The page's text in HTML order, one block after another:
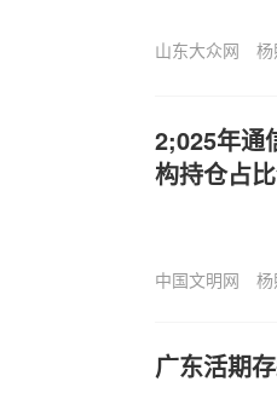
山东大众网 杨
2;025年通
构持仓占
中国文明网 杨
广东活期